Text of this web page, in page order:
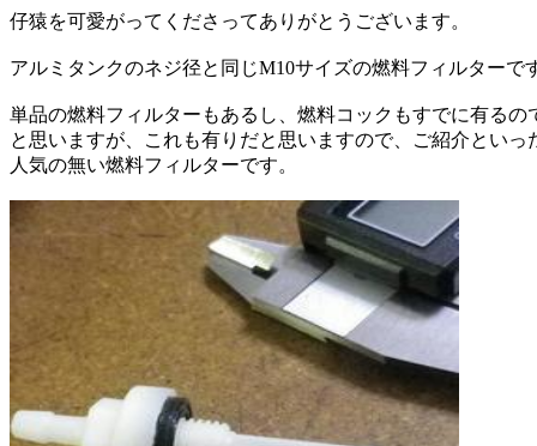
仔猿を可愛がってくださってありがとうございます。
アルミタンクのネジ径と同じM10サイズの燃料フィルターで
単品の燃料フィルターもあるし、燃料コックもすでに有るの
と思いますが、これも有りだと思いますので、ご紹介といっ
人気の無い燃料フィルターです。